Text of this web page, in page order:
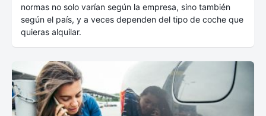
normas no solo varían según la empresa, sino también
según el país, y a veces dependen del tipo de coche que
quieras alquilar.